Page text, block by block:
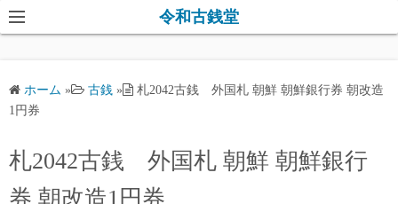
コ
ン
ツ
キ
ッ
令和古銭堂
ホーム » 古銭 »
札2042古銭 外国札 朝鮮 朝鮮銀行券 朝改造
1円券
札2042古銭 外国札 朝鮮 朝鮮銀行
券 朝改造1円券